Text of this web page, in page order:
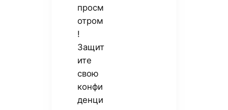
просм
отром
!
Защит
ите
свою
конфи
денци